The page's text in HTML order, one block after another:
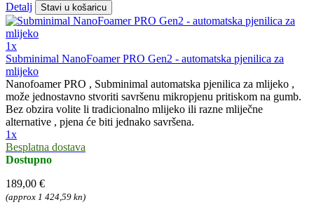
Detalj Stavi u košaricu
1x
Subminimal NanoFoamer PRO Gen2 - automatska pjenilica za
mlijeko
Nanofoamer PRO , Subminimal automatska pjenilica za mlijeko ,
može jednostavno stvoriti savršenu mikropjenu pritiskom na gumb.
Bez obzira volite li tradicionalno mlijeko ili razne mliječne
alternative , pjena će biti jednako savršena.
1x
Besplatna dostava
Dostupno
189,00 €
(approx 1 424,59 kn)